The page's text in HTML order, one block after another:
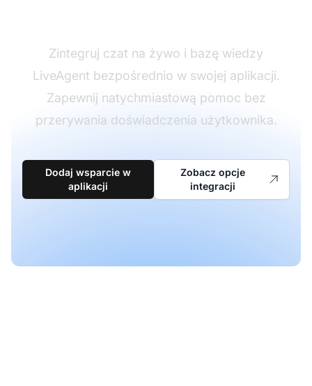
Zintegruj czat na żywo i bazę wiedzy
LiveAgent bezpośrednio w swojej aplikacji.
Zapewnij natychmiastową pomoc bez
przerywania doświadczenia użytkownika.
Dodaj wsparcie w
aplikacji
Zobacz opcje
integracji